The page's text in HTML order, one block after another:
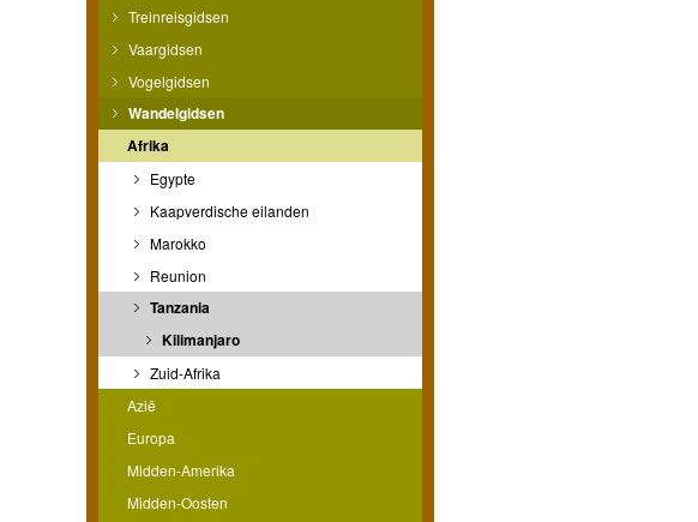
Treinreisgidsen
Vaargidsen
Vogelgidsen
Wandelgidsen
Afrika
Egypte
Kaapverdische eilanden
Marokko
Reunion
Tanzania
Kilimanjaro
Zuid-Afrika
Azië
Europa
Midden-Amerika
Midden-Oosten